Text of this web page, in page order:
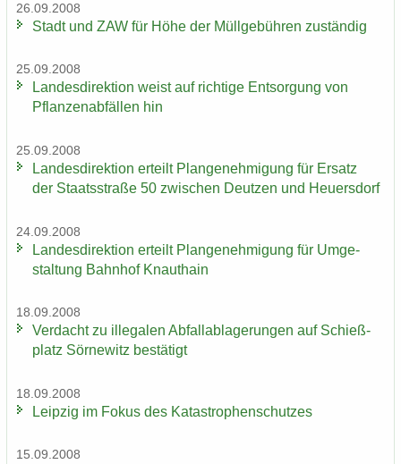
26.09.2008
Stadt und ZAW für Höhe der Müll­ge­büh­ren zu­stän­dig
25.09.2008
Lan­des­di­rek­ti­on weist auf rich­ti­ge Ent­sor­gung von
Pflan­zen­ab­fäl­len hin
25.09.2008
Lan­des­di­rek­ti­on er­teilt Plan­ge­neh­mi­gung für Er­satz
der Staats­stra­ße 50 zwi­schen Deut­zen und Heu­ers­dorf
24.09.2008
Lan­des­di­rek­ti­on er­teilt Plan­ge­neh­mi­gung für Um­ge­
stal­tung Bahn­hof Knaut­hain
18.09.2008
Ver­dacht zu il­le­ga­len Ab­fall­ab­la­ge­run­gen auf Schieß­
platz Sör­ne­witz be­stä­tigt
18.09.2008
Leip­zig im Fokus des Ka­ta­stro­phen­schut­zes
15.09.2008